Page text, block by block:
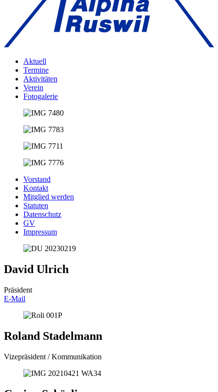
Aktuell
Termine
Aktivitäten
Verein
Fotogalerie
Vorstand
Kontakt
Mitglied werden
Statuten
Datenschutz
GV
Impressum
David Ulrich
Präsident
E-Mail
Roland Stadelmann
Vizepräsident / Kommunikation